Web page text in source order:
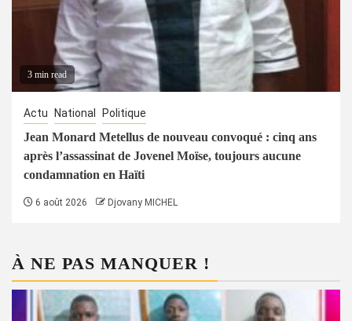
3 min read
Actu National Politique
Jean Monard Metellus de nouveau convoqué : cinq ans
après l’assassinat de Jovenel Moïse, toujours aucune
condamnation en Haïti
6 août 2026 Djovany MICHEL
À NE PAS MANQUER !